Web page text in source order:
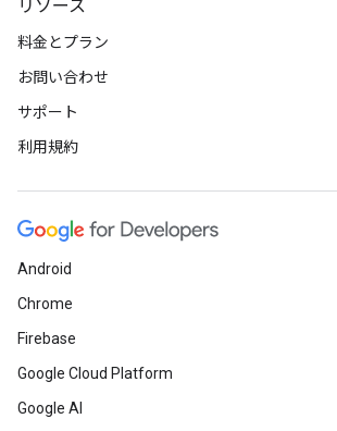
リソース
料金とプラン
お問い合わせ
サポート
利用規約
Android
Chrome
Firebase
Google Cloud Platform
Google AI